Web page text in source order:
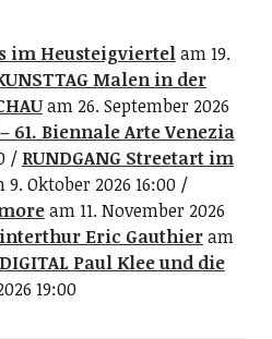
im Heusteigviertelam 19.
Malen in der
am 26. September 2026
61. Biennale Arte Venezia
RUNDGANG Streetart im
Oktober 2026 16:00
am 11. November 2026
Eric Gauthieram
DIGITAL Paul Klee und die
19:00